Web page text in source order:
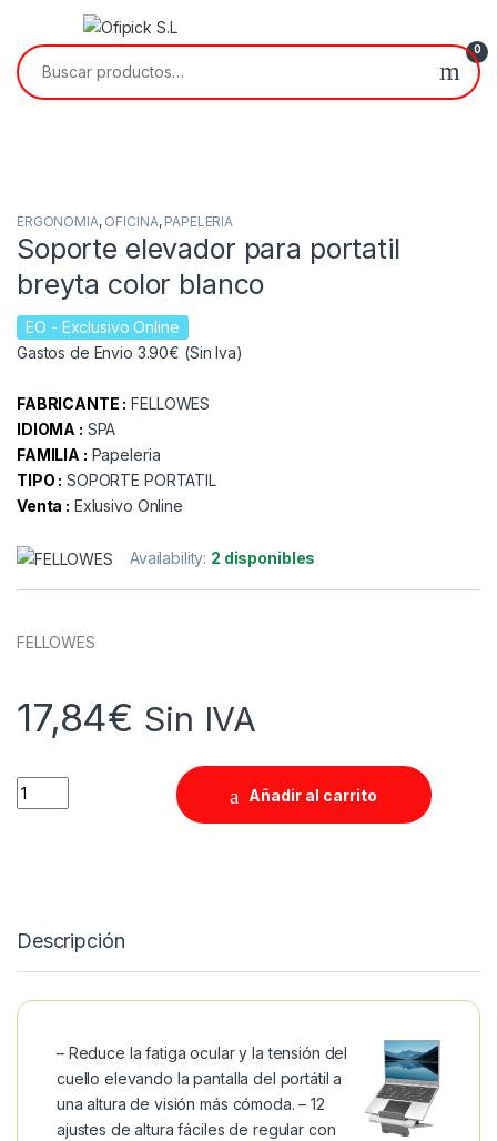
Skip to navigation
Skip to content
0
Buscar por:
ERGONOMIA, OFICINA, PAPELERIA
Soporte elevador para portatil
breyta color blanco
EO - Exclusivo Online
Gastos de Envio 3.90€ (Sin Iva)
FABRICANTE : FELLOWES
IDIOMA : SPA
FAMILIA : Papeleria
TIPO : SOPORTE PORTATIL
Venta : Exlusivo Online
Availability: 2 disponibles
FELLOWES
17,84€ Sin IVA
Quantity
Añadir al carrito
Descripción
– Reduce la fatiga ocular y la tensión del
cuello elevando la pantalla del portátil a
una altura de visión más cómoda. – 12
ajustes de altura fáciles de regular con